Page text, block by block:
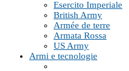
Esercito Imperiale
British Army
Armée de terre
Armata Rossa
US Army
Armi e tecnologie